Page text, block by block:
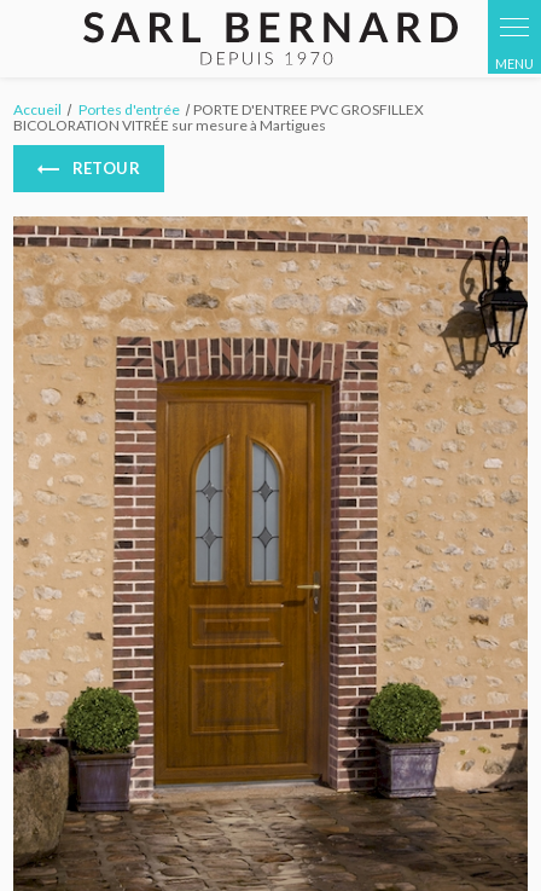
Accueil Portes d'entrée
PORTE D'ENTREE PVC GROSFILLEX
BICOLORATION VITRÉE sur mesure à Martigues
RETOUR